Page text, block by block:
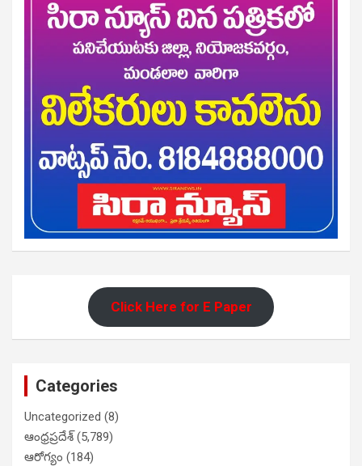
Click Here for E Paper
Categories
Uncategorized (8)
ఆంధ్రప్రదేశ్(5,789)
ఆరోగ్యం (184)